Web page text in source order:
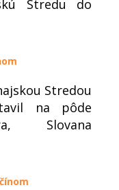
Stredu do
Stredou
na pôde
Slovana